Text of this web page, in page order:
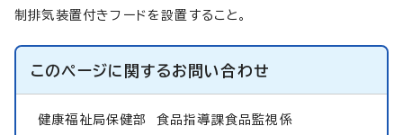
制排気装置付きフードを設置すること。
このページに関するお問い合わせ
健康福祉局保健部 食品指導課食品監視係